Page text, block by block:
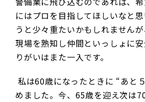
にはプロを目指してほしいなと
うと少々重たいかもしれません
現場を熟知し仲間といっしょに
りがいはまた一入です。
私は60歳になったときに “あと
めました。今、65歳を迎え次は